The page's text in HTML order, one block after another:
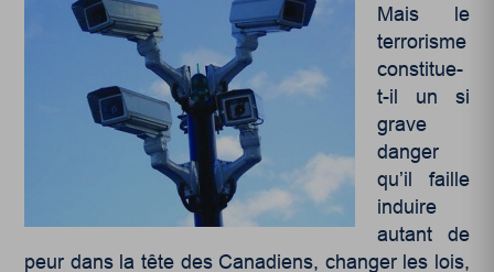
Mais le
terrorisme
constitue-
t-il un si
grave
danger
qu’il faille
induire
autant de
peur dans la tête des Canadiens, changer les lois,